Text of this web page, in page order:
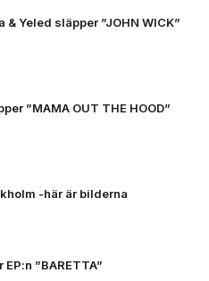
& Yeled släpper ”JOHN WICK”
”MAMA OUT THE HOOD”
-här är bilderna
”BARETTA”